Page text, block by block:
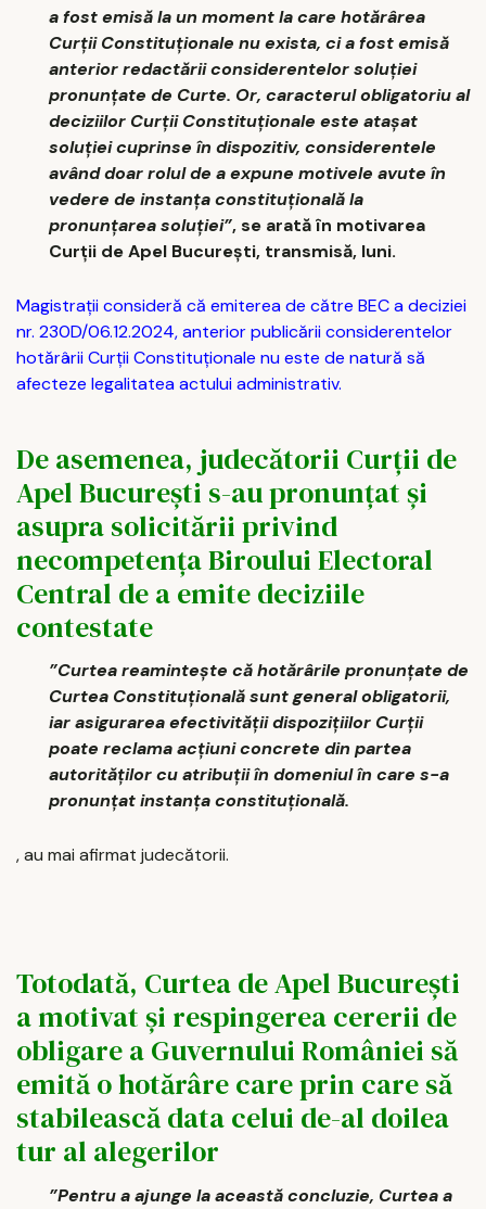
a fost emisă la un moment la care hotărârea
Curţii Constituţionale nu exista, ci a fost emisă
anterior redactării considerentelor soluţiei
pronunţate de Curte. Or, caracterul obligatoriu al
deciziilor Curţii Constituţionale este ataşat
soluţiei cuprinse în dispozitiv, considerentele
având doar rolul de a expune motivele avute în
vedere de instanţa constituţională la
pronunţarea soluţiei”, se arată în motivarea
Curţii de Apel Bucureşti, transmisă, luni.
Magistraţii consideră că emiterea de către BEC a deciziei
nr. 230D/06.12.2024, anterior publicării considerentelor
hotărârii Curţii Constituţionale nu este de natură să
afecteze legalitatea actului administrativ.
De asemenea, judecătorii Curţii de
Apel Bucureşti s-au pronunţat şi
asupra solicitării privind
necompetenţa Biroului Electoral
Central de a emite deciziile
contestate
”Curtea reaminteşte că hotărârile pronunţate de
Curtea Constituţională sunt general obligatorii,
iar asigurarea efectivităţii dispoziţiilor Curţii
poate reclama acţiuni concrete din partea
autorităţilor cu atribuţii în domeniul în care s-a
pronunţat instanţa constituţională.
, au mai afirmat judecătorii.
Totodată, Curtea de Apel Bucureşti
a motivat şi respingerea cererii de
obligare a Guvernului României să
emită o hotărâre care prin care să
stabilească data celui de-al doilea
tur al alegerilor
”Pentru a ajunge la această concluzie, Curtea a